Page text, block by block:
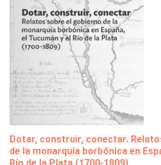
Dotar, construir, conectar.
de la monarquía borbónica en